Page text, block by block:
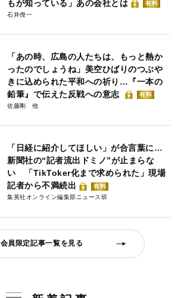
もが知っている」あの会社とは
有料
石井僚一
「あの時、広島の人たちは、もっと熱か
ったのでしょうね」美空ひばりのつぶや
きに込められた平和への祈り…『一本の
鉛筆』で伝えた反戦への意志
有料
佐藤剛
「日経に紹介してほしい」が合言葉に…
新聞社の“記者流出ドミノ”が止まらな
い 「TikToker化まで求められた」現場
記者から不満続出
有料
集英社オンライン編集部ニュース班
会員限定記事一覧を見る